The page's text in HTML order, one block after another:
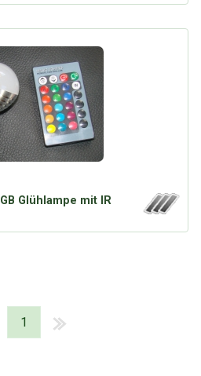
Glühlampe mit IR
1